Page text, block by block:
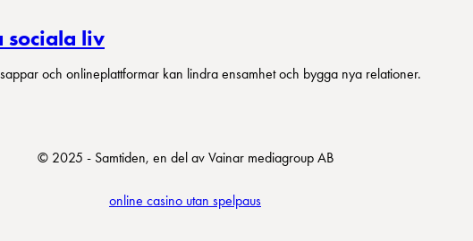
sociala liv
och onlineplattformar kan lindra ensamhet och bygga nya relationer.
© 2025 - Samtiden, en del av Vainar mediagroup AB
online casino utan spelpaus